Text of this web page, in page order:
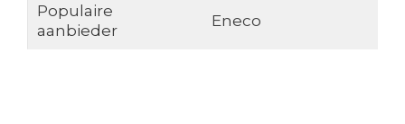
Populaire
aanbieder
Eneco